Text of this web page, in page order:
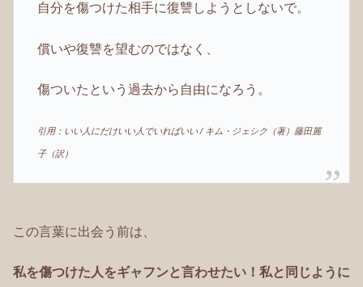
自分を傷つけた相手に復讐しようとしないで。
償いや復讐を望むのではなく、
傷ついたという過去から自由になろう。
引用：いい人にだけいい人でいればいい / キム・ジェシク（著）藤田麗
子（訳）
この言葉に出会う前は、
私を傷つけた人をギャフンと言わせたい！私と同じように